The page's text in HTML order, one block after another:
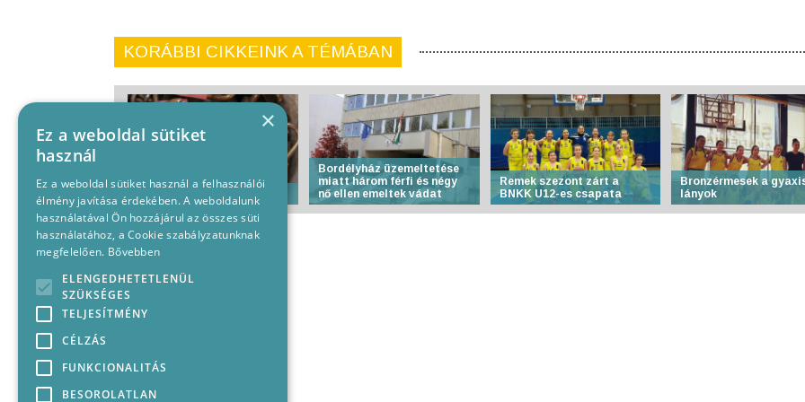
KORÁBBI CIKKEINK A TÉMÁBAN
Megtaláltuk a lakatokat
Bordélyház üzemeltetése
miatt három férfi és négy
nő ellen emeltek vádat
Remek szezont zárt a
BNKK U12-es csapata
Bronzérmesek a
lányok
×
Ez a weboldal sütiket
használ
Ez a weboldal sütiket használ a felhasználói
élmény javítása érdekében. A weboldalunk
használatával Ön hozzájárul az összes süti
használatához, a Cookie szabályzatunknak
megfelelően. Bővebben
ELENGEDHETETLENÜL
SZÜKSÉGES
TELJESÍTMÉNY
CÉLZÁS
FUNKCIONALITÁS
BESOROLATLAN